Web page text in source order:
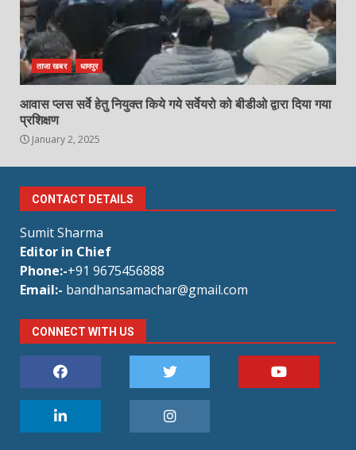
ताजा खबर धामपुर
आवास प्लस सर्वे हेतु नियुक्त किये गये सर्वेयरो को बीडीओ द्वारा दिया गया
प्रशिक्षण
January 2, 2025
CONTACT DETAILS
Sumit Sharma
Editor in Chief
Phone:-+91 9675456888
Email:- bandhansamachar@gmail.com
CONNECT WITH US